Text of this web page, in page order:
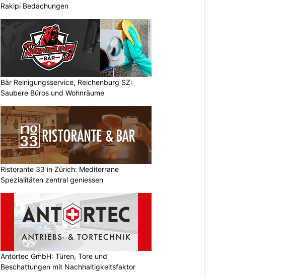
Rakipi Bedachungen
Bär Reinigungsservice, Reichenburg SZ:
Saubere Büros und Wohnräume
Ristorante 33 in Zürich: Mediterrane
Spezialitäten zentral geniessen
Antortec GmbH: Türen, Tore und
Beschattungen mit Nachhaltigkeitsfaktor